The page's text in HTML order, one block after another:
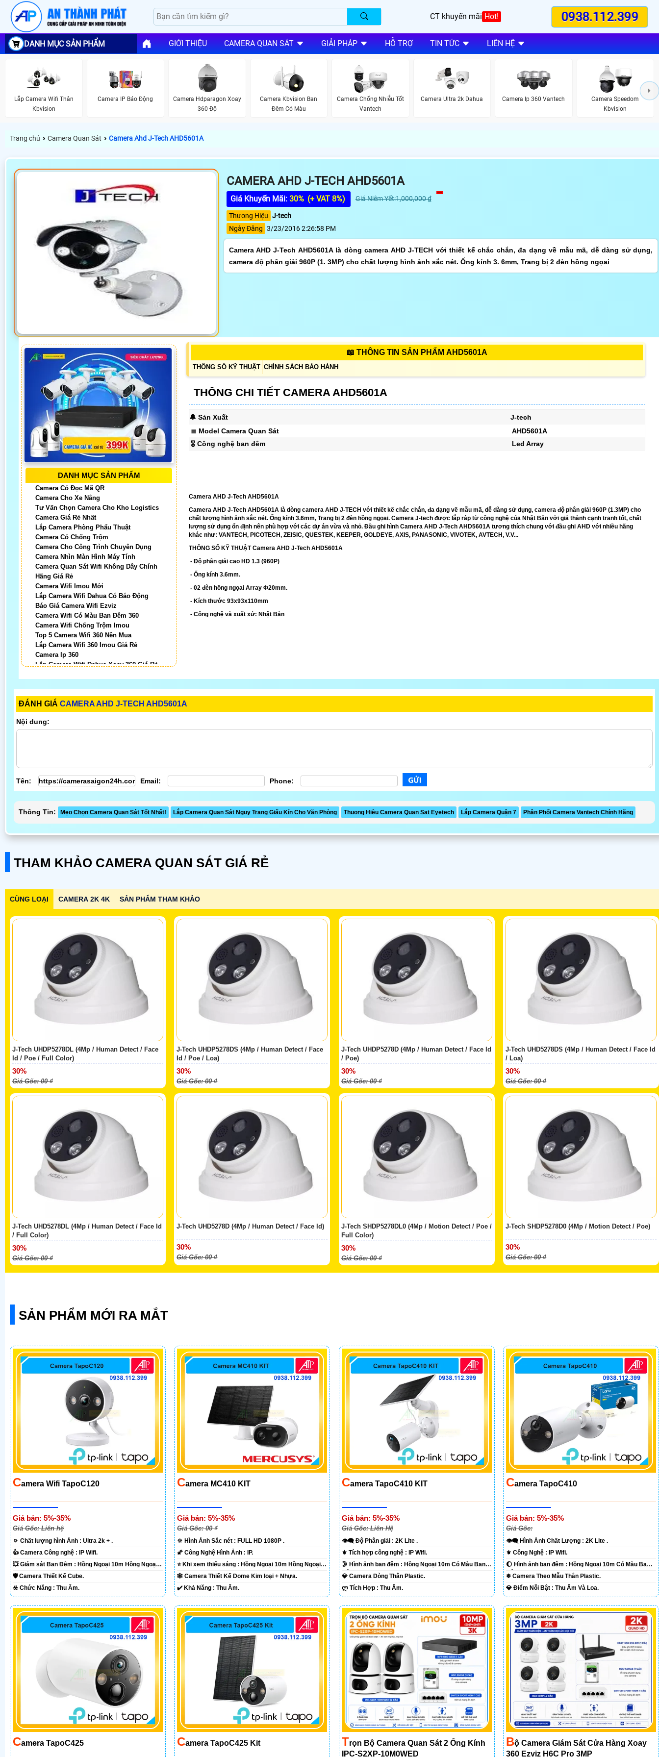
CT khuyến mãi Hot! 0938.112.399
DANH MỤC SẢN PHẨM GIỚI THIỆU CAMERA QUAN SÁT GIẢI PHÁP HỖ TRỢ TIN TỨC LIÊN HỆ
Lắp Camera Wifi Thân
Kbvision
Camera IP Báo Động
Camera Hdparagon Xoay
360 Độ
Camera Kbvision Ban
Đêm Có Màu
Camera Chống Nhiễu Tốt
Vantech
Camera Ultra 2k Dahua Camera Ip 360 Vantech
Camera Speedom
Kbvision
Trang chủ › Camera Quan Sát › Camera Ahd J-Tech AHD5601A
CAMERA AHD J-TECH AHD5601A
Giá Khuyến Mãi: 30% (+ VAT 8%) Giá Niêm Yết:1,000,000 ₫
Thương Hiệu J-tech
Ngày Đăng 3/23/2016 2:26:58 PM
Camera AHD J-Tech AHD5601A là dòng camera AHD J-TECH với thiết kế chắc chắn, đa dạng về mẫu mã, dễ dàng sử dụng,
camera độ phân giải 960P (1. 3MP) cho chất lượng hình ảnh sắc nét. Ống kính 3. 6mm, Trang bị 2 đèn hồng ngọai
DANH MỤC SẢN PHẨM
Camera Có Đọc Mã QR
Camera Cho Xe Nâng
Tư Vấn Chọn Camera Cho Kho Logistics
Camera Giá Rẻ Nhất
Lắp Camera Phòng Phẩu Thuật
Camera Có Chống Trộm
Camera Cho Công Trình Chuyên Dụng
Camera Nhìn Màn Hình Máy Tính
Camera Quan Sát Wifi Không Dây Chính
Hãng Giá Rẻ
Camera Wifi Imou Mới
Lắp Camera Wifi Dahua Có Báo Động
Báo Giá Camera Wifi Ezviz
Camera Wifi Có Màu Ban Đêm 360
Camera Wifi Chống Trộm Imou
Top 5 Camera Wifi 360 Nên Mua
Lắp Camera Wifi 360 Imou Giá Rẻ
Camera Ip 360
Lắp Camera Wifi Dahua Xoay 360 Giá Rẻ
Lắp Camera Ip 360 Kbvision
Camera Ip 360 Hikvision
LẮP CAMERA THEO NHU CẦU
Lắp Camera Cửa Hàng Giá Rẻ
Lắp Camera Wifi Giá Rẻ Chính Hãng
Lắp Camera Công Trình Giá Rẻ
Camera 360 Giá Rẻ
📖 THÔNG TIN SẢN PHẨM AHD5601A
THÔNG SỐ KỸ THUẬT CHÍNH SÁCH BẢO HÀNH
THÔNG CHI TIẾT CAMERA AHD5601A
🔔 Sản Xuất
J-tech
≣ Model Camera Quan Sát
AHD5601A
🎖️ Công nghệ ban đêm
Led Array
Camera AHD J-Tech AHD5601A
Camera AHD J-Tech AHD5601A là dòng camera AHD J-TECH với thiết kế chắc chắn, đa dạng về mẫu mã, dễ dàng sử dụng, camera độ phân giải 960P (1.3MP) cho
chất lượng hình ảnh sắc nét. Ống kính 3.6mm, Trang bị 2 đèn hồng ngọai. Camera J-tech được lắp ráp từ công nghệ của Nhật Bản với giá thành cạnh tranh tốt, chất
lượng sử dụng ổn định nên phù hợp với các dự án vừa và nhỏ. Đầu ghi hình Camera AHD J-Tech AHD5601A tương thích chung với đầu ghi AHD với nhiều hãng
khác như: VANTECH, PICOTECH, ZEISIC, QUESTEK, KEEPER, GOLDEYE, AXIS, PANASONIC, VIVOTEK, AVTECH, V.V...
THÔNG SỐ KỸ THUẬT Camera AHD J-Tech AHD5601A
- Độ phân giải cao HD 1.3 (960P)
- Ống kính 3.6mm.
- 02 đèn hồng ngọai Array Φ20mm.
- Kích thước 93x93x110mm
- Công nghệ và xuất xứ: Nhật Bản
ĐÁNH GIÁ CAMERA AHD J-TECH AHD5601A
Nội dung:
Tên: Email: Phone:
Thông Tin: Mẹo Chọn Camera Quan Sát Tốt Nhất! Lắp Camera Quan Sát Nguy Trang Giấu Kín Cho Văn Phòng Thuong Hiêu Camera Quan Sat Eyetech Lắp Camera Quận 7 Phân Phối Camera Vantech Chính Hãng
THAM KHẢO CAMERA QUAN SÁT GIÁ RẺ
CÙNG LOẠI CAMERA 2K 4K SẢN PHẨM THAM KHẢO
J-Tech UHDP5278DL (4Mp / Human Detect / Face
Id / Poe / Full Color)
30%
Giá Gốc: 00 ₫
J-Tech UHDP5278DS (4Mp / Human Detect / Face
Id / Poe / Loa)
30%
Giá Gốc: 00 ₫
J-Tech UHDP5278D (4Mp / Human Detect / Face Id
/ Poe)
30%
Giá Gốc: 00 ₫
J-Tech UHD5278DS (4Mp / Human Detect / Face Id
/ Loa)
30%
Giá Gốc: 00 ₫
J-Tech UHD5278DL (4Mp / Human Detect / Face Id
/ Full Color)
30%
Giá Gốc: 00 ₫
J-Tech UHD5278D (4Mp / Human Detect / Face Id)
30%
Giá Gốc: 00 ₫
J-Tech SHDP5278DL0 (4Mp / Motion Detect / Poe /
Full Color)
30%
Giá Gốc: 00 ₫
J-Tech SHDP5278D0 (4Mp / Motion Detect / Poe)
30%
Giá Gốc: 00 ₫
SẢN PHẨM MỚI RA MẮT
CAmera Wifi TapoC120
Giá bán: 5%-35%
Giá Gốc: Liên hệ
🔅 Chất lượng hình Ảnh : Ultra 2k + .
👍 Camera Công nghệ :
IP Wifi.
💥 Giám sát Ban Đêm : Hồng Ngoại 10m Hồng Ngoại
SMD.🛡 Camera Thiết Kế Cube.
️☣️ Chức Năng : Thu Âm.
CAmera MC410 KIT
Giá bán: 5%-35%
Giá Gốc: 00 ₫
🔆 Hình Ảnh Sắc nét : FULL HD 1080P .
🌠 Công Nghệ Hình Ảnh :
IP.
⭐ Khi xem thiếu sáng : Hồng Ngoại 10m Hồng Ngoại
SMD.🕸️ Camera Thiết Kế Dome Kim loại + Nhựa.
️✔️ Khả Năng :Thu Âm.
CAmera TapoC410 KIT
Giá bán: 5%-35%
Giá Gốc: Liên Hệ
👁️‍🗨 Độ Phân giải : 2K Lite .
⚜️ Tích hợp công nghệ :
IP Wifi.
🌛 Hình ảnh ban đêm : Hồng Ngoại 10m Có Màu Ban
Ðêm.💎 Camera Dòng Thân Plastic.
️ლ Tích Hợp : Thu Âm.
CAmera TapoC410
Giá bán: 5%-35%
Giá Gốc:
👁️‍🗨 Hình Ành Chất Lượng :2K Lite .
⚜️ Công Nghệ :
IP Wifi.
🌔 Hình ảnh ban đêm : Hồng Ngoại 10m Có Màu Ban
Ðêm.❄ Camera Theo MẫuThân Plastic.
️💎 Điểm Nỗi Bật :Thu Âm Và Loa.
CAmera TapoC425 CAmera TapoC425 Kit TRọn Bộ Camera Quan Sát 2 Ống Kính
IPC-S2XP-10M0WED
BỘ Camera Giám Sát Cửa Hàng Xoay
360 Ezviz H6C Pro 3MP